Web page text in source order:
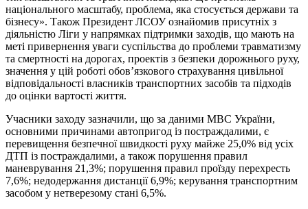
національного масштабу, проблема, яка стосується держави та
бізнесу». Також Президент ЛСОУ ознайомив присутніх з
діяльністю Ліги у напрямках підтримки заходів, що мають на
меті привернення уваги суспільства до проблеми травматизму
та смертності на дорогах, проектів з безпеки дорожнього руху,
значення у цій роботі обов’язкового страхування цивільної
відповідальності власників транспортних засобів та підходів
до оцінки вартості життя.
Учасники заходу зазначили, що за даними МВС України,
основними причинами автопригод із постраждалими, є
перевищення безпечної швидкості руху майже 25,0% від усіх
ДТП із постраждалими, а також порушення правил
маневрування 21,3%; порушення правил проїзду перехресть
7,6%; недодержання дистанції 6,9%; керування транспортним
засобом у нетверезому стані 6,5%.